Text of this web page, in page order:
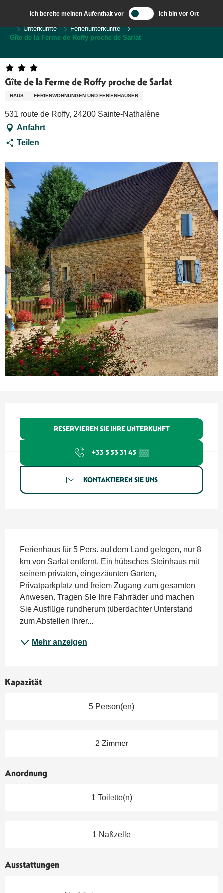
contenu
principal
Ich bereite meinen Aufenthalt vor Ich bin vor Ort
Ich bereite meine Reise vor
Unterkünfte
Ferienunterkünfte
Gîte de la Ferme de Roffy proche de Sarlat
Gîte de la Ferme de Roffy proche de Sarlat
HAUS FERIENWOHNUNGEN UND FERIENHÄUSER
531 route de Roffy, 24200 Sainte-Nathalène
Anfahrt
Teilen
RESERVIEREN SIE IHRE UNTERKUNFT
+33 5 53 31 45 ▒▒
KONTAKTIEREN SIE UNS
Ferienhaus für 5 Pers. auf dem Land gelegen, nur 8
km von Sarlat entfernt. Ein hübsches Steinhaus mit
seinem privaten, eingezäunten Garten,
Privatparkplatz und freiem Zugang zum gesamten
Anwesen. Tragen Sie Ihre Fahrräder und machen
Sie Ausflüge rundherum (überdachter Unterstand
zum Abstellen Ihrer...
Mehr anzeigen
Kapazität
5 Person(en)
2 Zimmer
Anordnung
1 Toilette(n)
1 Naßzelle
Ausstattungen